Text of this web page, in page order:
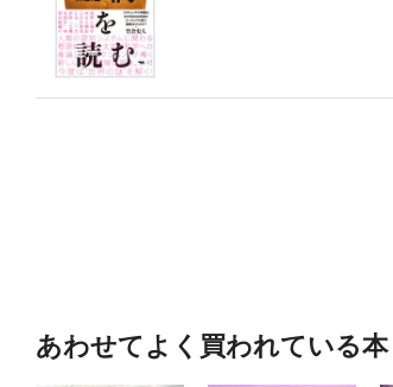
あわせてよく買われている本